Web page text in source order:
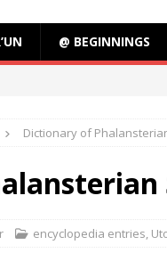
@ BEGINNINGS
Dictionary of
encyclopedia entries,